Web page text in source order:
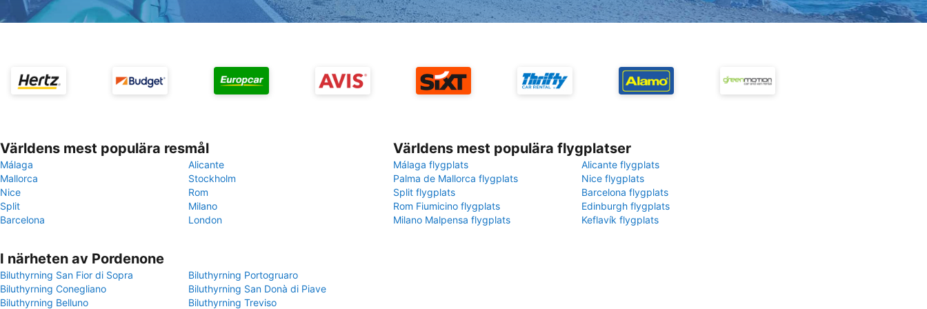
Världens mest populära resmål
Málaga
Alicante
Mallorca
Stockholm
Nice
Rom
Split
Milano
Barcelona
London
Världens mest populära flygplatser
Málaga flygplats
Alicante flygplats
Palma de Mallorca flygplats
Nice flygplats
Split flygplats
Barcelona flygplats
Rom Fiumicino flygplats
Edinburgh flygplats
Milano Malpensa flygplats
Keflavík flygplats
I närheten av Pordenone
Biluthyrning San Fior di Sopra
Biluthyrning Portogruaro
Biluthyrning Conegliano
Biluthyrning San Donà di Piave
Biluthyrning Belluno
Biluthyrning Treviso